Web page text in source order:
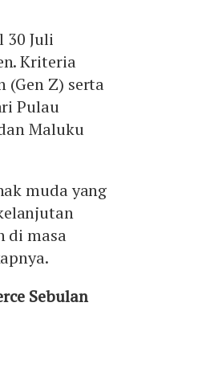
30 Juli
Kriteria
(Gen Z) serta
Pulau
Maluku
muda yang
di masa
Sebulan